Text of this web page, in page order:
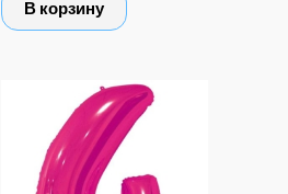
5
В корзину